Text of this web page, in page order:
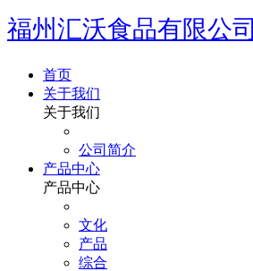
福州汇沃食品有限公司
首页
关于我们
关于我们
公司简介
产品中心
产品中心
文化
产品
综合